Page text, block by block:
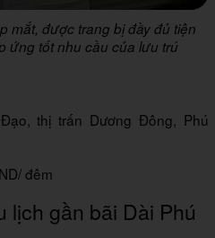
mắt, được trang bị đầy đủ tiện
ứng tốt nhu cầu của lưu trú
thị trấn Dương Đông, Phú
đêm
lịch gần bãi Dài Phú